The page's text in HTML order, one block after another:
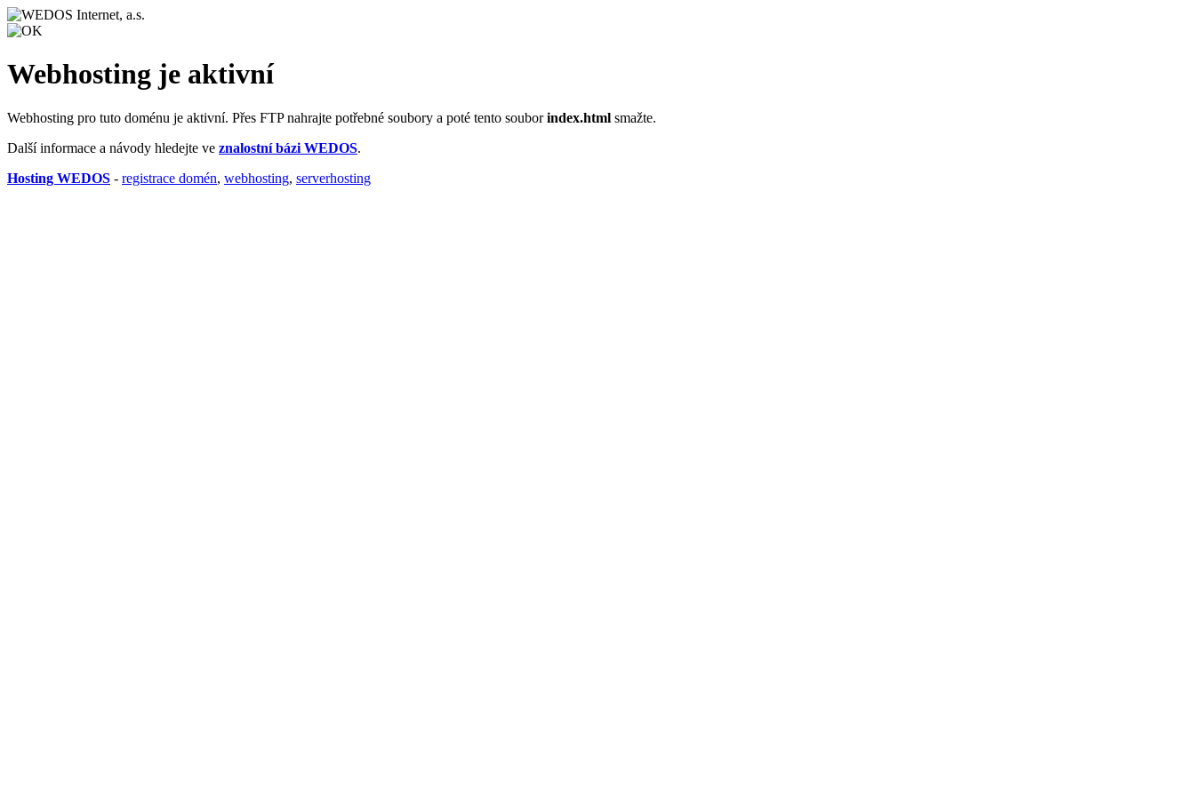
Webhosting je aktivní
Webhosting pro tuto doménu je aktivní. Přes FTP nahrajte potřebné soubory a poté tento souborindex.html smažte.
Další informace a návody hledejte ve znalostní bázi WEDOS.
Hosting WEDOS - registrace domén, webhosting, serverhosting